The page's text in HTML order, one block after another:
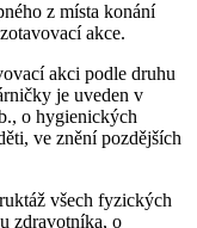
z místa konání
akce.
akci podle druhu
je uveden v
o hygienických
ve znění pozdějších
všech fyzických
zdravotníka, o